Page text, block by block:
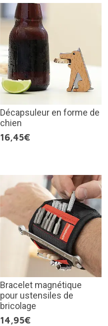
Décapsuleur en forme de
chien
16,45€
Bracelet magnétique
pour ustensiles de
bricolage
14,95€